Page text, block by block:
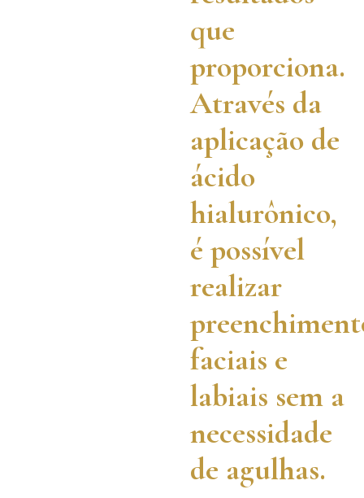
que
proporciona.
Através da
aplicação de
ácido
hialurônico,
é possível
realizar
faciais e
labiais sem a
necessidade
de agulhas.